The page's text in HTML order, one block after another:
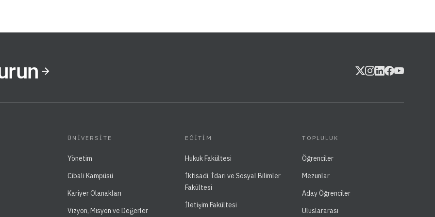
ÜNIVERSITE
Yönetim
Cibali Kampüsü
Kariyer Olanakları
Vizyon, Misyon ve Değerler
EĞITIM
Hukuk Fakültesi
İktisadi, İdari ve Sosyal Bilimler
Fakültesi
İletişim Fakültesi
TOPLULUK
Öğrenciler
Mezunlar
Aday Öğrenciler
Uluslararası